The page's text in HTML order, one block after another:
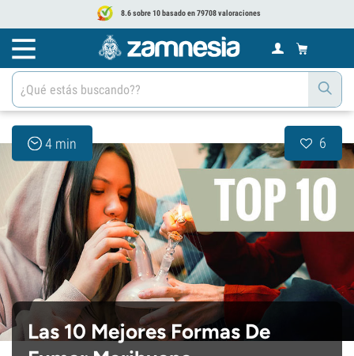
8.6 sobre 10 basado en 79708 valoraciones
4 min 6
Las 10 Mejores Formas De